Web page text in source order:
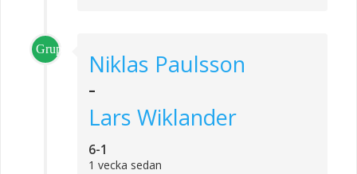
Grupp_3
Niklas Paulsson
-
Lars Wiklander
6-1
1 vecka sedan